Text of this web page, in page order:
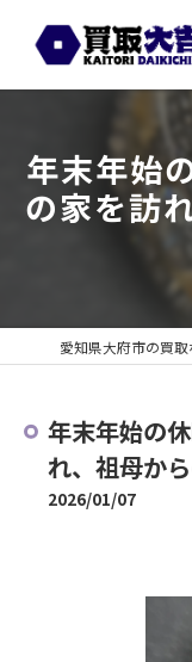
年末年始
の家を訪
年末年始の
れ、祖母か
2026/01/07